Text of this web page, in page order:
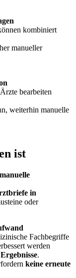
kombiniert
manueller
bearbeiten
weiterhin manuelle
ist
in
oder
Fachbegriffe
werden
.
keine erneute